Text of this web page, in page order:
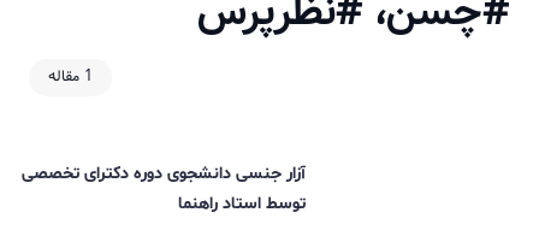
1 مقاله
آزار جنسی دانشجوی دوره دکترای تخصصی
توسط استاد راهنما